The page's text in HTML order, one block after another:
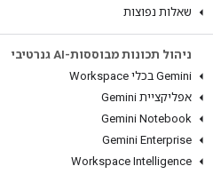
שאלות נפוצות
ניהול תכונות מבוססות-AI גנרטיבי
‫Gemini בכלי Workspace
אפליקציית Gemini
Gemini Notebook
Gemini Enterprise
Workspace Intelligence